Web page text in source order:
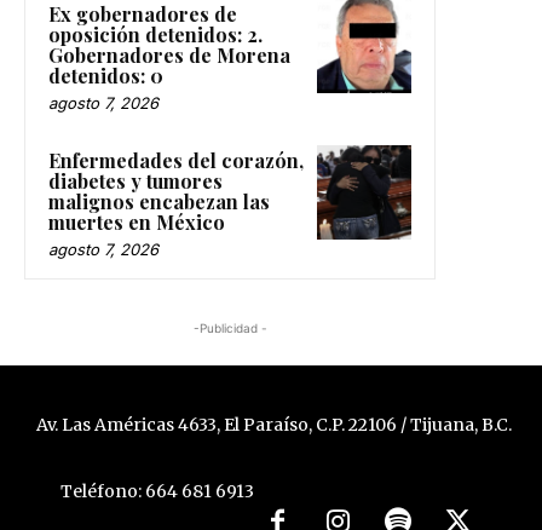
Ex gobernadores de
oposición detenidos: 2.
Gobernadores de Morena
detenidos: 0
agosto 7, 2026
Enfermedades del corazón,
diabetes y tumores
malignos encabezan las
muertes en México
agosto 7, 2026
-Publicidad -
Av. Las Américas 4633, El Paraíso, C.P. 22106 / Tijuana, B.C.
Teléfono: 664 681 6913